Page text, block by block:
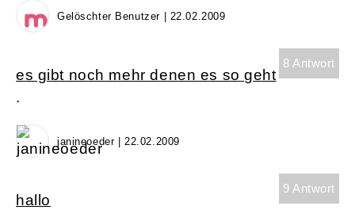
Gelöschter Benutzer | 22.02.2009
8 Antwort
es gibt noch mehr denen es so geht
.
janineoeder | 22.02.2009
9 Antwort
hallo